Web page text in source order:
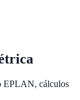
EPLAN, cálculos